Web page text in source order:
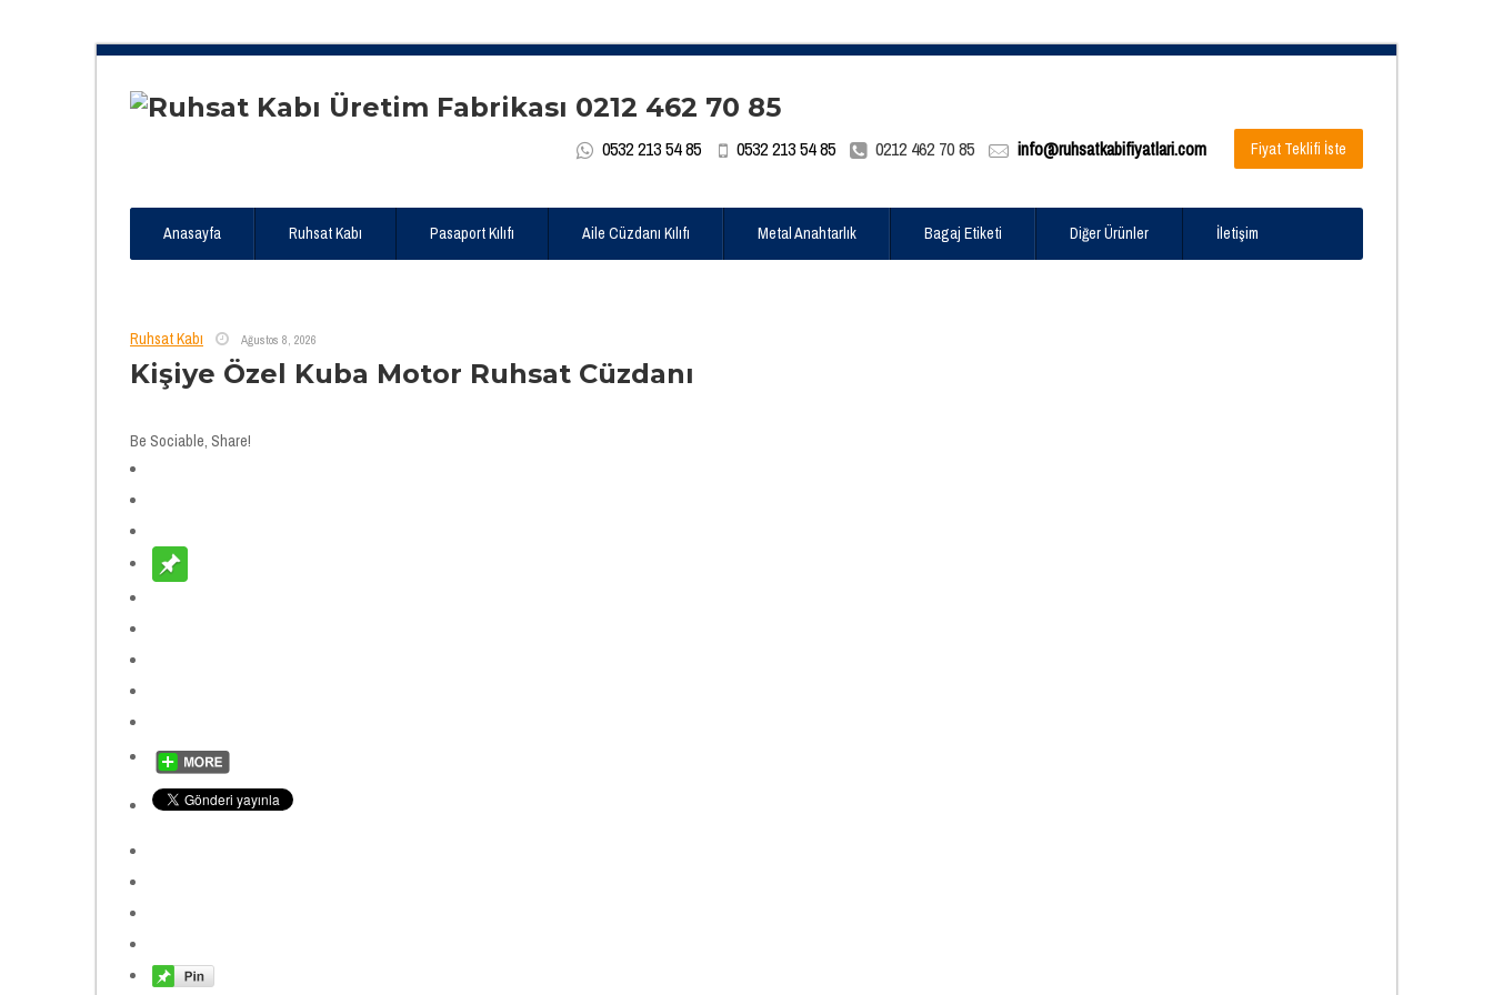
0532 213 54 85 0532 213 54 85 0212 462 70 85 info@ruhsatkabifiyatlari.com Fiyat Teklifi İste
Anasayfa Ruhsat Kabı Pasaport Kılıfı Aile Cüzdanı Kılıfı Metal Anahtarlık Bagaj Etiketi Diğer Ürünler İletişim
Ruhsat Kabı Ağustos 8, 2026
Kişiye Özel Kuba Motor Ruhsat Cüzdanı
Be Sociable, Share!